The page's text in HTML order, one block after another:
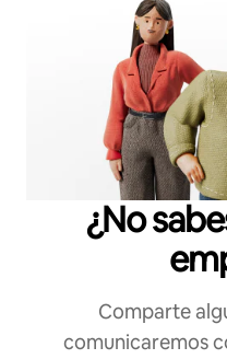
¿No
Comparte
comunicaremos